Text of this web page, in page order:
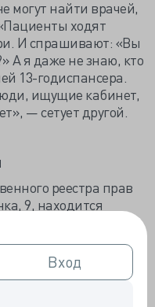
Вход
Вход
могут найти врачей,
ходят
И спрашивают: «Вы
А я даже не знаю, кто
13-годиспансера.
ищущие кабинет,
— сетует другой.
реестра прав
9, находится
и в ведении
Москвы.
Алексеева.